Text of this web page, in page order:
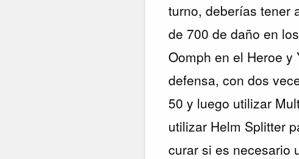
turno, deberías tener
de 700 de daño en
Oomph en el Heroe y
defensa, con dos
50 y luego utilizar
utilizar Helm Splitter
curar si es necesario